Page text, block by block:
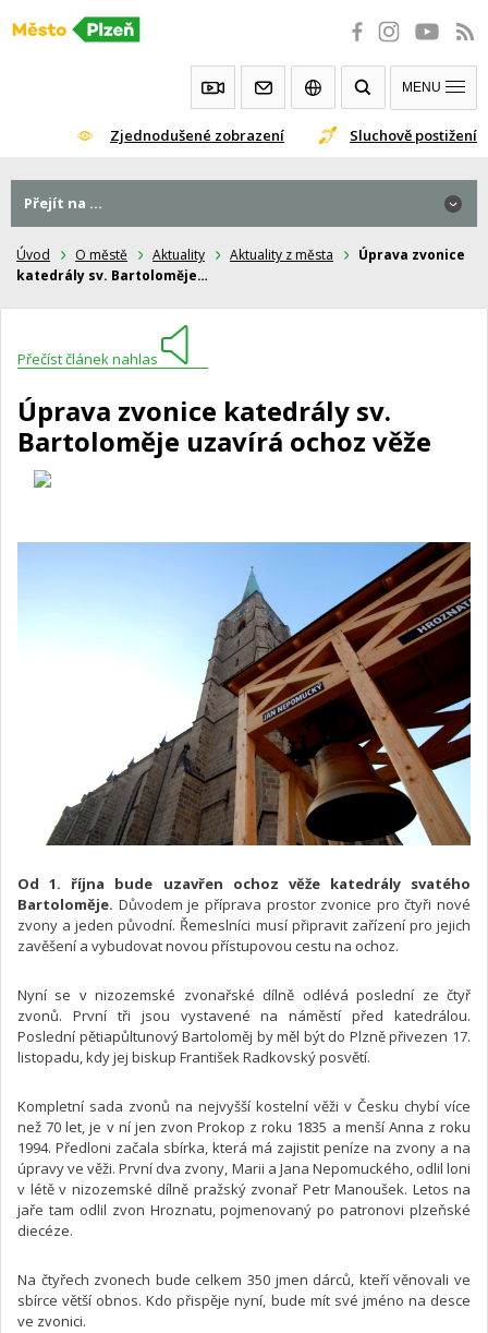
Přeskočit
Zjednodušené zobrazení Sluchově postižení
MENU
Úvod O městě Aktuality Aktuality z města
Úprava zvonice
katedrály sv. Bartoloměje…
Přečíst článek nahlas
Úprava zvonice katedrály sv.
Bartoloměje uzavírá ochoz věže
Od 1. října bude uzavřen ochoz věže katedrály svatého
Bartoloměje. Důvodem je příprava prostor zvonice pro čtyři nové
zvony a jeden původní. Řemeslníci musí připravit zařízení pro jejich
zavěšení a vybudovat novou přístupovou cestu na ochoz.
Nyní se v nizozemské zvonařské dílně odlévá poslední ze čtyř
zvonů. První tři jsou vystavené na náměstí před katedrálou.
Poslední pětiapůltunový Bartoloměj by měl být do Plzně přivezen 17.
listopadu, kdy jej biskup František Radkovský posvětí.
Kompletní sada zvonů na nejvyšší kostelní věži v Česku chybí více
než 70 let, je v ní jen zvon Prokop z roku 1835 a menší Anna z roku
1994. Předloni začala sbírka, která má zajistit peníze na zvony a na
úpravy ve věži. První dva zvony, Marii a Jana Nepomuckého, odlil loni
v létě v nizozemské dílně pražský zvonař Petr Manoušek. Letos na
jaře tam odlil zvon Hroznatu, pojmenovaný po patronovi plzeňské
diecéze.
Na čtyřech zvonech bude celkem 350 jmen dárců, kteří věnovali ve
sbírce větší obnos. Kdo přispěje nyní, bude mít své jméno na desce
ve zvonici.
Přejít na ...